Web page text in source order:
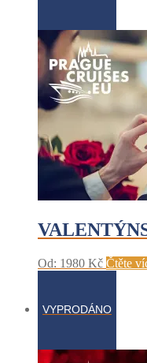
Od: 1980 Kč Čtěte
VYPRODÁNO